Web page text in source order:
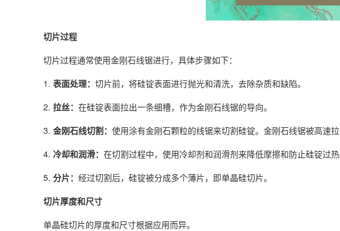
切片过程
切片过程通常使用金刚石线锯进行，具体步骤如下：
1. 表面处理： 切片前，将硅锭表面进行抛光和清洗，去除杂质和缺陷。
2. 拉丝： 在硅锭表面拉出一条细槽，作为金刚石线锯的导向。
3. 金刚石线切割： 使用涂有金刚石颗粒的线锯来切割硅锭。金刚石线锯被高速拉
4. 冷却和润滑： 在切割过程中，使用冷却剂和润滑剂来降低摩擦和防止硅锭过热
5. 分片： 经过切割后，硅锭被分成多个薄片，即单晶硅切片。
切片厚度和尺寸
单晶硅切片的厚度和尺寸根据应用而异。